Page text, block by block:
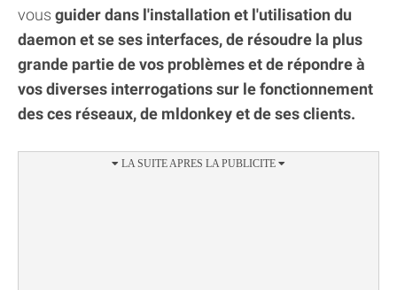
vous guider dans l'installation et l'utilisation du
daemon et se ses interfaces, de résoudre la plus
grande partie de vos problèmes et de répondre à
vos diverses interrogations sur le fonctionnement
des ces réseaux, de mldonkey et de ses clients.